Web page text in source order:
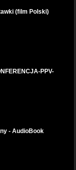
(film Polski)
PPV-
- AudioBook